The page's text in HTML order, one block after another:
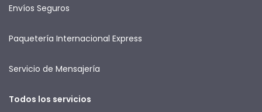
Envíos Seguros
Paquetería Internacional Express
Servicio de Mensajería
Todos los servicios